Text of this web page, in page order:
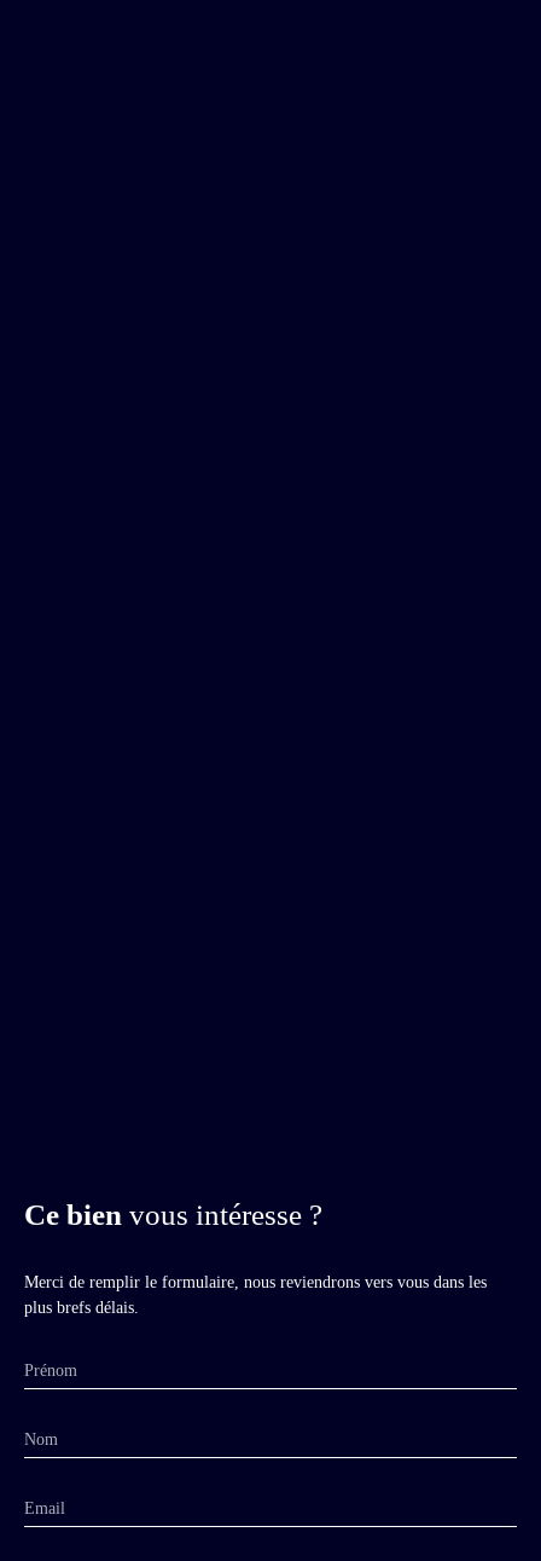
Ce bien vous intéresse ?
Merci de remplir le formulaire, nous reviendrons vers vous dans les
plus brefs délais.
Prénom
Nom
Email